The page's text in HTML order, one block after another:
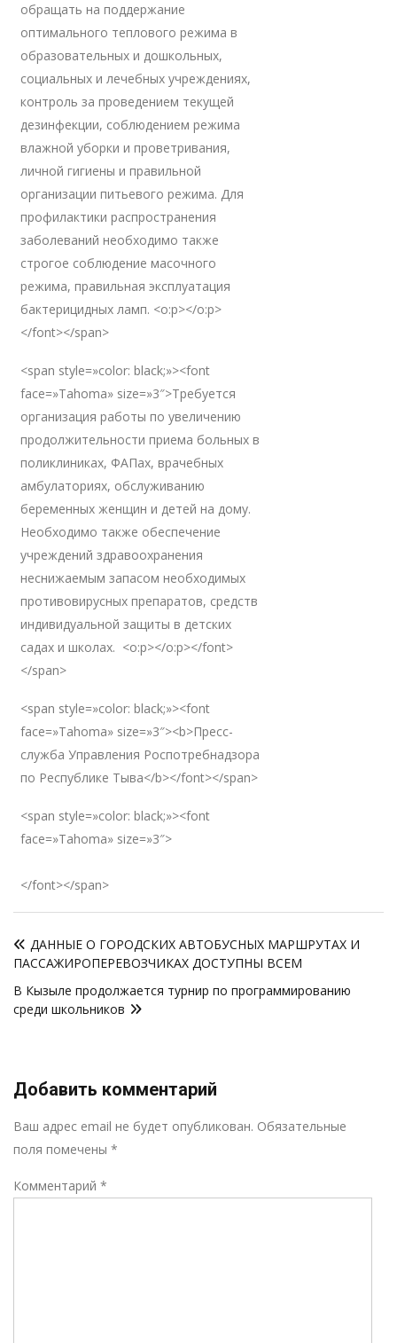
обращать на поддержание
оптимального теплового режима в
образовательных и дошкольных,
социальных и лечебных учреждениях,
контроль за проведением текущей
дезинфекции, соблюдением режима
влажной уборки и проветривания,
личной гигиены и правильной
организации питьевого режима. Для
профилактики распространения
заболеваний необходимо также
строгое соблюдение масочного
режима, правильная эксплуатация
бактерицидных ламп. <o:p></o:p>
</font></span>
<span style=»color: black;»><font
face=»Tahoma» size=»3″>Требуется
организация работы по увеличению
продолжительности приема больных в
поликлиниках, ФАПах, врачебных
амбулаториях, обслуживанию
беременных женщин и детей на дому.
Необходимо также обеспечение
учреждений здравоохранения
неснижаемым запасом необходимых
противовирусных препаратов, средств
индивидуальной защиты в детских
садах и школах. <o:p></o:p></font>
</span>
<span style=»color: black;»><font
face=»Tahoma» size=»3″><b>Пресс-
служба Управления Роспотребнадзора
по Республике Тыва</b></font></span>
<span style=»color: black;»><font
face=»Tahoma» size=»3″>
</font></span>
по
записям
ДАННЫЕ О ГОРОДСКИХ АВТОБУСНЫХ МАРШРУТАХ И
ПАССАЖИРОПЕРЕВОЗЧИКАХ ДОСТУПНЫ ВСЕМ
В Кызыле продолжается турнир по программированию
среди школьников
Добавить комментарий
Ваш адрес email не будет опубликован. Обязательные
поля помечены *
Комментарий *